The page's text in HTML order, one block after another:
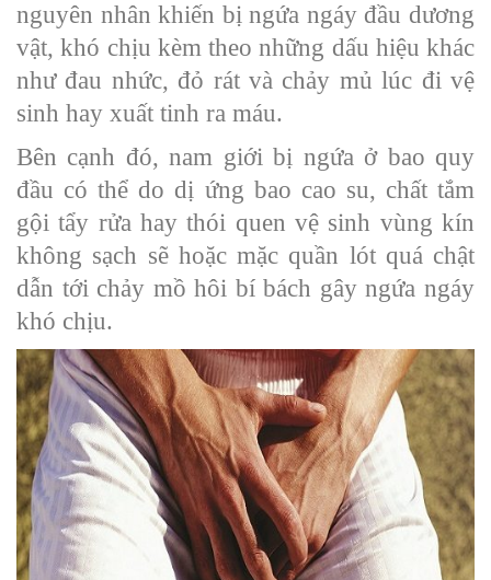
nguyên nhân khiến bị ngứa ngáy đầu dương
vật, khó chịu kèm theo những dấu hiệu khác
như đau nhức, đỏ rát và chảy mủ lúc đi vệ
sinh hay xuất tinh ra máu.
Bên cạnh đó, nam giới bị ngứa ở bao quy
đầu có thể do dị ứng bao cao su, chất tắm
gội tẩy rửa hay thói quen vệ sinh vùng kín
không sạch sẽ hoặc mặc quần lót quá chật
dẫn tới chảy mồ hôi bí bách gây ngứa ngáy
khó chịu.